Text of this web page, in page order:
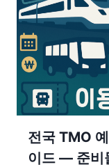
전국 TMO
이드 — 준비